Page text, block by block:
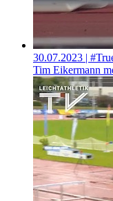
30.07.2023 |
Tim Eikermann